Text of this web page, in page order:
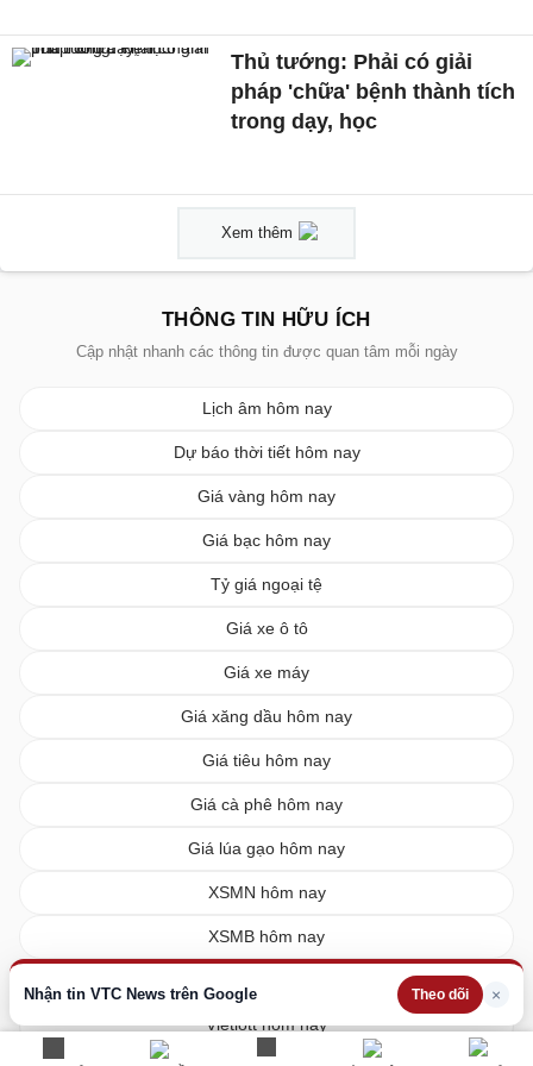
Nhận tin VTC News trên Google Theo dõi ×
Thủ tướng: Phải có giải
pháp 'chữa' bệnh thành tích
trong dạy, học
Xem thêm
THÔNG TIN HỮU ÍCH
Cập nhật nhanh các thông tin được quan tâm mỗi ngày
Lịch âm hôm nay
Dự báo thời tiết hôm nay
Giá vàng hôm nay
Giá bạc hôm nay
Tỷ giá ngoại tệ
Giá xe ô tô
Giá xe máy
Giá xăng dầu hôm nay
Giá tiêu hôm nay
Giá cà phê hôm nay
Giá lúa gạo hôm nay
XSMN hôm nay
XSMB hôm nay
Vietlott hôm nay